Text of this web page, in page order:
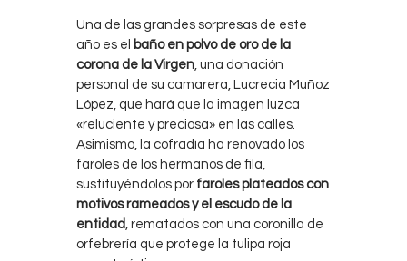
Una de las grandes sorpresas de este
año es el baño en polvo de oro de la
corona de la Virgen , una donación
personal de su camarera, Lucrecia Muñoz
López, que hará que la imagen luzca
«reluciente y preciosa» en las calles.
Asimismo, la cofradía ha renovado los
faroles de los hermanos de fila,
sustituyéndolos por faroles plateados con
motivos rameados y el escudo de la
entidad , rematados con una coronilla de
orfebrería que protege la tulipa roja